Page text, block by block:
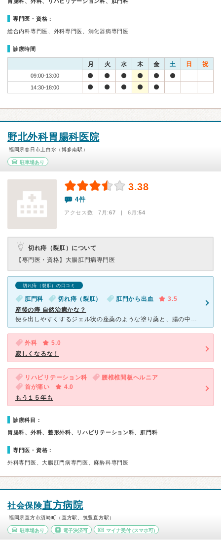
専門医・資格：
総合内科専門医、外科専門医、消化器病専門医
診療時間
月 火 水 木 金 土 日 祝
09:00-13:00
14:30-18:00
野北外科胃腸科医院
福岡県春日市上白水（博多南駅）
駐車場あり
3.38
4件
アクセス数 7月:67 | 6月:54
切れ痔（裂肛）について
【専門医・資格】 大腸肛門病専門医
切れ痔（裂肛）の口コミ
肛門科 切れ痔（裂肛） 肛門から出血
3.5
産後の痔 自然治癒かな？
便を出しやすくするジェル状の座薬のような塗り薬と、腸の中で便を軟らかくする飲み薬、便を軟らかくする食品と固くする食品一覧のプリントをもらいました。 先生は診察のあと、これまた肛門の図が載ったプリント
外科
5.0
寂しくなるな！
リハビリテーション科
腰椎椎間板ヘルニア
首が痛い
4.0
もう１５年も
診療科目：
胃腸科、外科、整形外科、リハビリテーション科、肛門科
専門医・資格：
外科専門医、大腸肛門病専門医、麻酔科専門医
社会保険直方病院
福岡県直方市須崎町（直方駅、筑豊直方駅）
駐車場あり 電子決済可 マイナ受付 (スマホ可)